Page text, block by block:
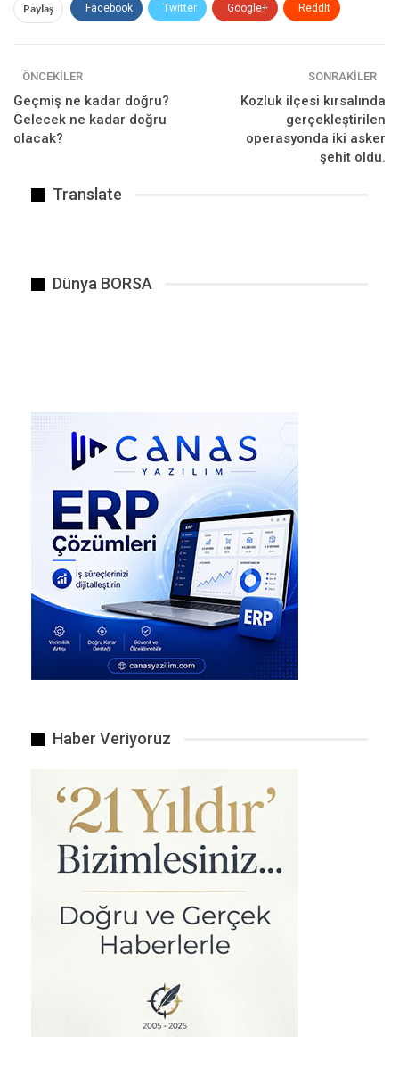
Bu gece yarısından itibaren geçerli olmak üzere
oto gaza…
için…
Cumhurbaşkanlığı vadeli mevduat hesabı
sahiplerini ilgilendiren bir kararname yayımladı.
Türk lirası mevduat hesabında vergi oranının
düşürülmesini, döviz mevduatında vergi
oranlarının arttırılmasını içeren Cumhurbaşkanı
kararnamesi Resmi Gazete’de yayımlandı. İşte
mevduat hesabıyla ilgili vergi düzenlemesinin
detayları…
Detaylar, Haber Linki
Paylaş Facebook Twitter Google+ ReddIt
ÖNCEKILER
Geçmiş ne kadar doğru?
Gelecek ne kadar doğru
olacak?
SONRAKILER
Kozluk ilçesi kırsalında
gerçekleştirilen
operasyonda iki asker
şehit oldu.
Translate
Dünya BORSA
Haber Veriyoruz